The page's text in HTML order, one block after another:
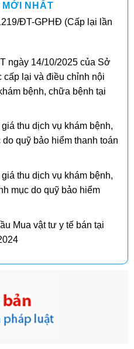
NHẤT
ĐT-GPHĐ (Cấp lại lần
ngày 14/10/2025 của Sở
lại và điều chỉnh nội
bệnh, chữa bệnh tại
thu dịch vụ khám bệnh,
quỹ bảo hiểm thanh toán
thu dịch vụ khám bệnh,
mục do quỹ bảo hiểm
Mua vật tư y tế bán tại